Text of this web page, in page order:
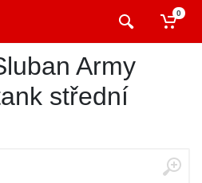
0
Army
střední